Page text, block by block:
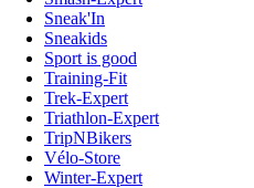
Sneak'In
Sneakids
Sport is good
Training-Fit
Trek-Expert
Triathlon-Expert
TripNBikers
Vélo-Store
Winter-Expert